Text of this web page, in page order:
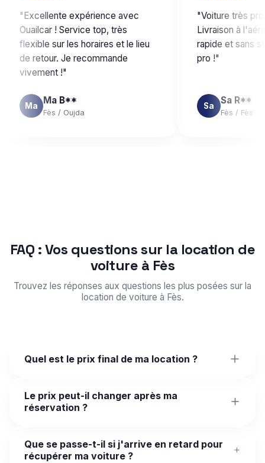
"Excellente expérience avec
Ouailcar ! Service top, très
flexible sur les horaires et le lieu
de retour. Je recommande
vivement !"
Ma
Ma B**
Fès / Oujda
"Voiture très
Livraison à
rapide et sans
pro !"
Sa
Sa R**
Fès / Fès
FAQ : Vos questions sur la location de
voiture à Fès
Trouvez les réponses aux questions les plus posées sur la
location de voiture à Fès.
Quel est le prix final de ma location ?
Le prix peut-il changer après ma
réservation ?
Que se passe-t-il si j'arrive en retard pour
récupérer ma voiture ?